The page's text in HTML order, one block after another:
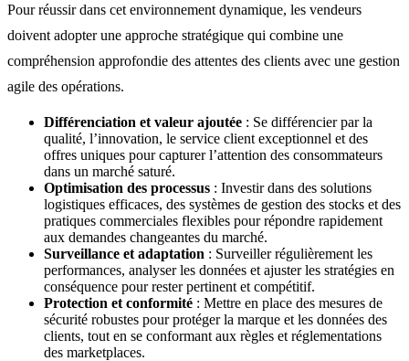
Pour réussir dans cet environnement dynamique, les vendeurs
doivent adopter une approche stratégique qui combine une
compréhension approfondie des attentes des clients avec une gestion
agile des opérations.
Différenciation et valeur ajoutée : Se différencier par la
qualité, l’innovation, le service client exceptionnel et des
offres uniques pour capturer l’attention des consommateurs
dans un marché saturé.
Optimisation des processus : Investir dans des solutions
logistiques efficaces, des systèmes de gestion des stocks et des
pratiques commerciales flexibles pour répondre rapidement
aux demandes changeantes du marché.
Surveillance et adaptation : Surveiller régulièrement les
performances, analyser les données et ajuster les stratégies en
conséquence pour rester pertinent et compétitif.
Protection et conformité : Mettre en place des mesures de
sécurité robustes pour protéger la marque et les données des
clients, tout en se conformant aux règles et réglementations
des marketplaces.